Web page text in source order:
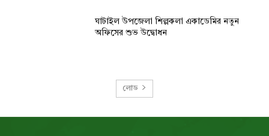
ঘাটাইল উপজেলা শিল্পকলা একাডেমির নতুন
অফিসের শুভ উদ্বোধন
লোড